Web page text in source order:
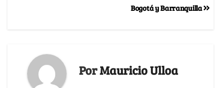
Bogotá y Barranquilla
PorMauricio Ulloa